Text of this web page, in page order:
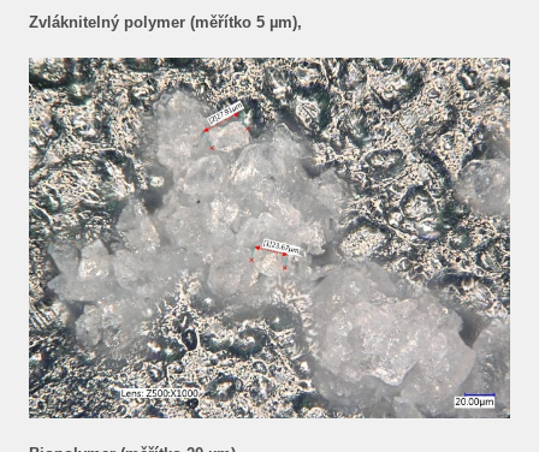
Zvláknitelný polymer (měřítko 5 µm),